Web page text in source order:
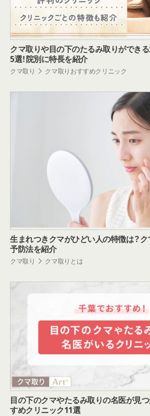
クマ取りや目の下のたるみ取りができ
5選！院別に特長を紹介
クマ取り クマ取りおすすめクリニック
生まれつきクマがひどい人の特徴は？
予防法を紹介
クマ取り クマ取りとは
目の下のクマやたるみ取りの名医が見つ
すめクリニック11選